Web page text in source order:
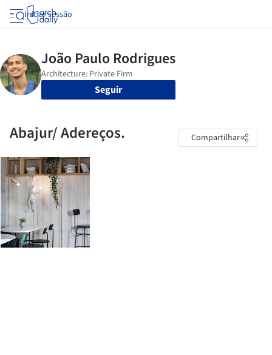
Iniciar sessão
Seguir
Abajur/ Adereços. Compartilhar